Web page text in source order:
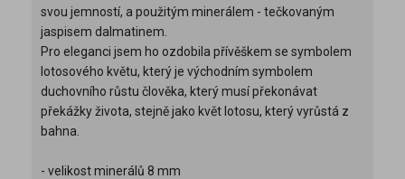
svou jemností, a použitým minerálem - tečkovaným
jaspisem dalmatinem.
Pro eleganci jsem ho ozdobila přívěškem se symbolem
lotosového květu, který je východním symbolem
duchovního růstu člověka, který musí překonávat
překážky života, stejně jako květ lotosu, který vyrůstá z
bahna.
- velikost minerálů 8 mm